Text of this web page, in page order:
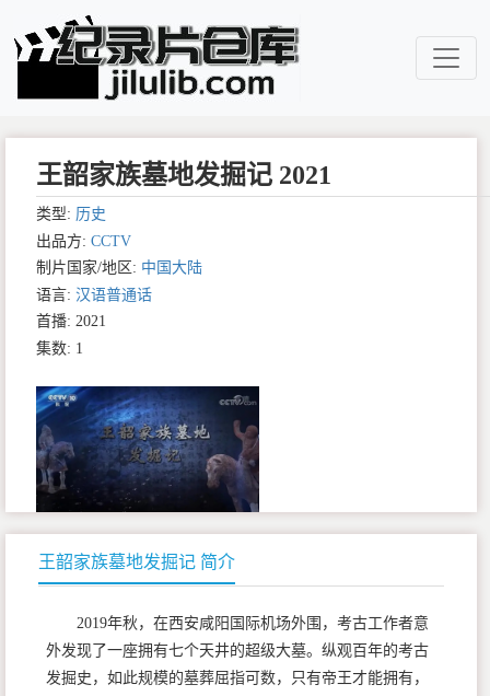
王韶家族墓地发掘记 2021
类型: 历史
出品方: CCTV
制片国家/地区: 中国大陆
语言: 汉语普通话
首播: 2021
集数: 1
王韶家族墓地发掘记 简介
2019年秋，在西安咸阳国际机场外围，考古工作者意
外发现了一座拥有七个天井的超级大墓。纵观百年的考古
发掘史，如此规模的墓葬屈指可数，只有帝王才能拥有，